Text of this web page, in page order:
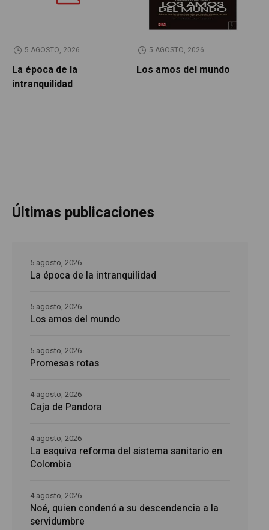
5 AGOSTO, 2026
La época de la
intranquilidad
5 AGOSTO, 2026
Los amos del mundo
Últimas publicaciones
La época de la intranquilidad
5 agosto, 2026
Los amos del mundo
5 agosto, 2026
Promesas rotas
5 agosto, 2026
Caja de Pandora
4 agosto, 2026
La esquiva reforma del sistema sanitario en
Colombia
4 agosto, 2026
Noé, quien condenó a su descendencia a la
servidumbre
4 agosto, 2026